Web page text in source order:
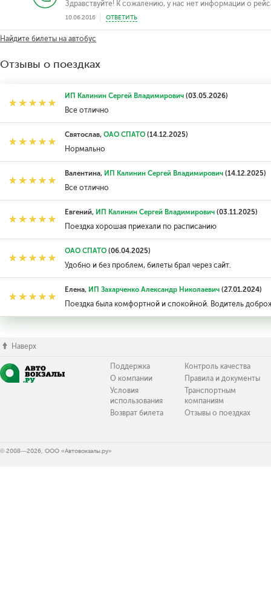
Здравствуйте! К сожалению, у нас нет информации о
10.06.2016 ОТВЕТИТЬ
Найдите билеты на автобус
Отзывы о поездках
ИП Калинин Сергей Владимирович(03.05.2026)
Все отлично
Святослав, ОАО СПАТО(14.12.2025)
Нормально
Валентина, ИП Калинин Сергей Владимирович(14.12.2025)
Все отлично
Евгений, ИП Калинин Сергей Владимирович(03.11.2025)
Поездка хорошая приехали по расписанию
ОАО СПАТО(06.04.2025)
Удобно и без проблем, билеты брал через сайт.
Елена, ИП Захарченко Александр Николаевич(27.01.2024)
Поездка была комфортной и спокойной. Водитель
Наверх
Поддержка
О компании
Условия
использования
Возврат билета
Контроль качества
Правила и документы
Транспортным
компаниям
Отзывы о поездках
© 2008—2026, ООО «Автовокзалы.ру»